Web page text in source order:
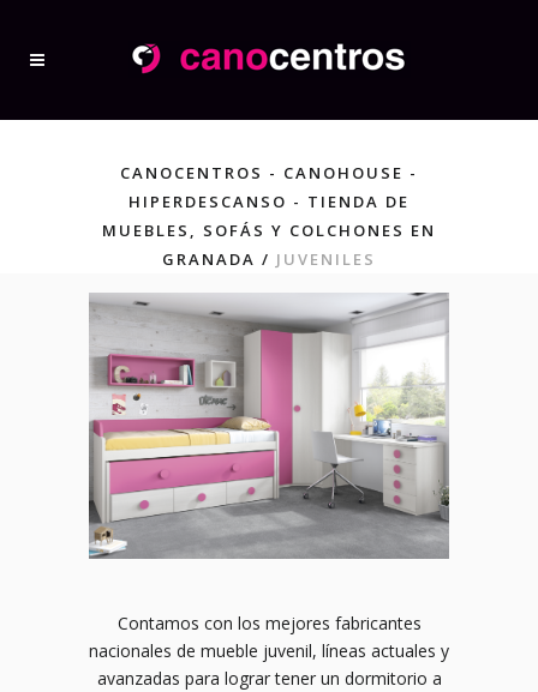
CANOCENTROS - CANOHOUSE -
HIPERDESCANSO - TIENDA DE
MUEBLES, SOFÁS Y COLCHONES EN
GRANADA / JUVENILES
Contamos con los mejores fabricantes
nacionales de mueble juvenil, líneas actuales y
avanzadas para lograr tener un dormitorio a